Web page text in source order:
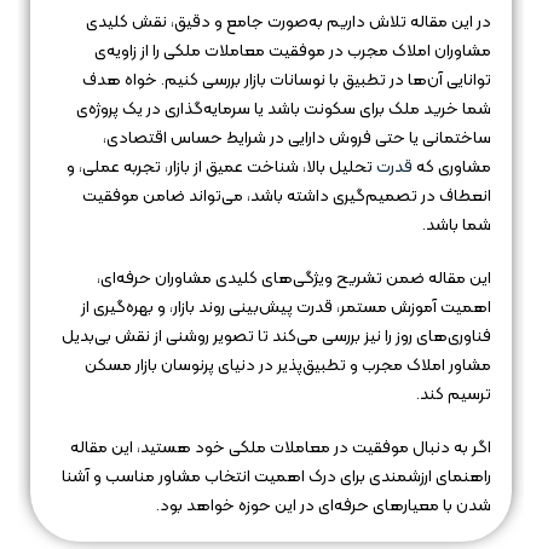
در این مقاله تلاش داریم به‌صورت جامع و دقیق، نقش کلیدی
مشاوران املاک مجرب در موفقیت معاملات ملکی را از زاویه‌ی
توانایی آن‌ها در تطبیق با نوسانات بازار بررسی کنیم. خواه هدف
شما خرید ملک برای سکونت باشد یا سرمایه‌گذاری در یک پروژه‌ی
ساختمانی یا حتی فروش دارایی در شرایط حساس اقتصادی،
مشاوری کهقدرتتحلیل بالا، شناخت عمیق از بازار، تجربه عملی، و
انعطاف در تصمیم‌گیری داشته باشد، می‌تواند ضامن موفقیت
شما باشد.
این مقاله ضمن تشریح ویژگی‌های کلیدی مشاوران حرفه‌ای،
اهمیت آموزش مستمر، قدرت پیش‌بینی روند بازار، و بهره‌گیری از
فناوری‌های روز را نیز بررسی می‌کند تا تصویر روشنی از نقش بی‌بدیل
مشاور املاک مجرب و تطبیق‌پذیر در دنیای پرنوسان بازار مسکن
ترسیم کند.
اگر به دنبال موفقیت در معاملات ملکی خود هستید، این مقاله
راهنمای ارزشمندی برای درک اهمیت انتخاب مشاور مناسب و آشنا
شدن با معیارهای حرفه‌ای در این حوزه خواهد بود.